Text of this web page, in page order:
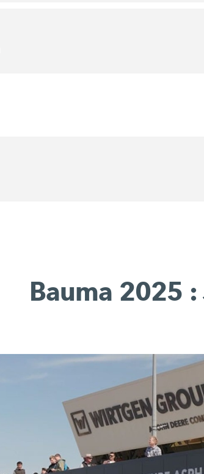
Bauma 2025